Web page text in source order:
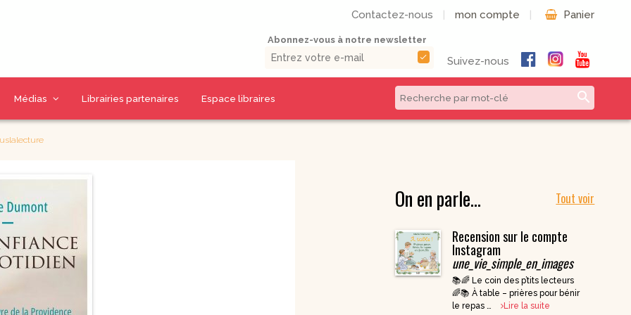
Contactez-nous mon compte Panier
Abonnez-vous à notre newsletter
check Suivez-nous
la Bible
Béatitudes Musique
CD Histoire de
CD Petites
Conférences
Vie pratique
Médias
Vidéos d’auteurs
Librairies partenaires Espace libraires search
On en parle… Tout voir
Recension sur le compte
Instagram
une_vie_simple_en_images
📚🌈 Le coin des p’tits lecteurs
🌈📚 À table – prières pour bénir
le repas …
Lire la suite